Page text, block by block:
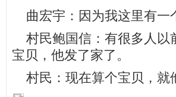
曲宏宇：因为我这里有一
村民鲍国信：有很多人以
宝贝，他发了家了。
村民：现在算个宝贝，就